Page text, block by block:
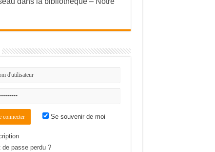
Se souvenir de moi
de passe perdu ?